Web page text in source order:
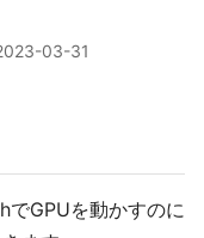
03-31
GPUを動かすのに